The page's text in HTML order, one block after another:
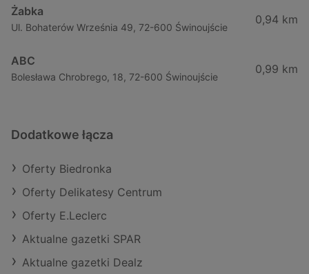
Żabka
Ul. Bohaterów Września 49, 72-600 Świnoujście
0,94 km
ABC
Bolesława Chrobrego, 18, 72-600 Świnoujście
0,99 km
Dodatkowe łącza
Oferty Biedronka
Oferty Delikatesy Centrum
Oferty E.Leclerc
Aktualne gazetki SPAR
Aktualne gazetki Dealz